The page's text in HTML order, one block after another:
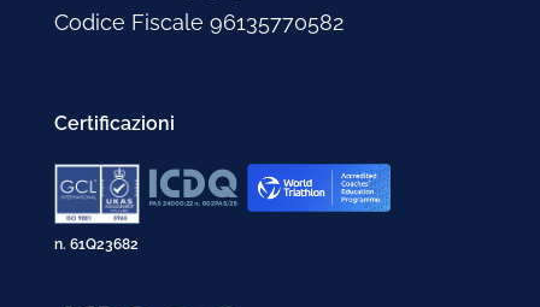
Codice Fiscale 96135770582
Certificazioni
n. 61Q23682